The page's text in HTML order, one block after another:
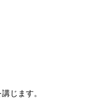
じます。